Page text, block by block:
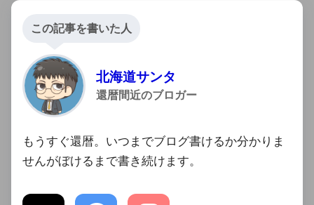
この記事を書いた人
北海道サンタ
還暦間近のブロガー
もうすぐ還暦。いつまでブログ書けるか分かりま
せんがぼけるまで書き続けます。